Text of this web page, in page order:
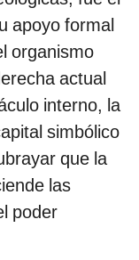
apoyo formal
organismo
actual
interno, la
simbólico
que la
las
poder